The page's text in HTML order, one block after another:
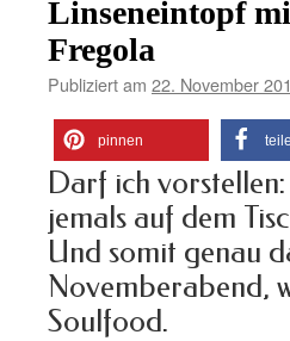
Linseneintopf
Fregola
Publiziert am 22. November
pinnen
Darf ich
jemals auf dem
Und somit genau
Novemberabend,
Soulfood.